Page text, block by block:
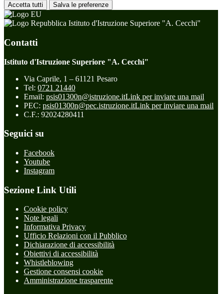
Accetta tutti Salva le preferenze
Istituto d'Istruzione Superiore "A. Cecchi"
Contatti
Istituto d'Istruzione Superiore "A. Cecchi"
Via Caprile, 1 – 61121 Pesaro
Tel: 0721 21440
Email: psis01300n@istruzione.itLink per inviare una mail
PEC: psis01300n@pec.istruzione.itLink per inviare una mail
C.F.: 92024280411
Seguici su
Facebook
Youtube
Instagram
Sezione Link Utili
Cookie policy
Note legali
Informativa Privacy
Ufficio Relazioni con il Pubblico
Dichiarazione di accessibilità
Obiettivi di accessibilità
Whistleblowing
Gestione consensi cookie
Amministrazione trasparente